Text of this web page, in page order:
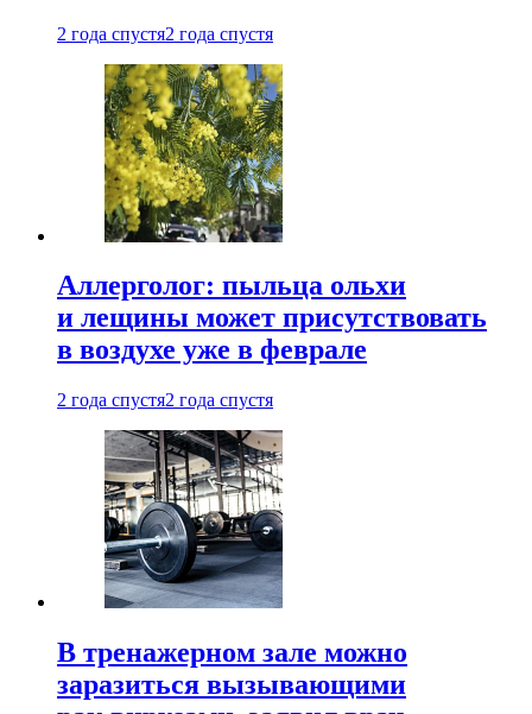
2 года спустя2 года спустя
Аллерголог: пыльца ольхи
и лещины может присутствовать
в воздухе уже в феврале
2 года спустя2 года спустя
В тренажерном зале можно
заразиться вызывающими